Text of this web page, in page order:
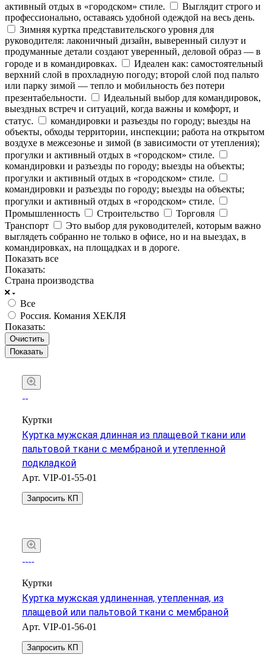
активный отдых в «городском» стиле.
Выглядит строго и
профессионально, оставаясь удобной одеждой на весь день.
Зимняя куртка представительского уровня для
руководителя: лаконичный дизайн, выверенный силуэт и
продуманные детали создают уверенный, деловой образ — в
городе и в командировках.
Идеален как: самостоятельный
верхний слой в прохладную погоду; второй слой под пальто
или парку зимой — тепло и мобильность без потери
презентабельности.
Идеальный выбор для командировок,
выездных встреч и ситуаций, когда важны и комфорт, и
статус.
командировки и разъезды по городу; выезды на
объекты, обходы территории, инспекции; работа на открытом
воздухе в межсезонье и зимой (в зависимости от утепления);
прогулки и активный отдых в «городском» стиле.
командировки и разъезды по городу; выезды на объекты;
прогулки и активный отдых в «городском» стиле.
командировки и разъезды по городу; выезды на объекты;
прогулки и активный отдых в «городском» стиле.
Промышленность
Строительство
Торговля
Транспорт
Это выбор для руководителей, которым важно
выглядеть собранно не только в офисе, но и на выездах, в
командировках, на площадках и в дороге.
Показать все
Показать:
Страна производства
Все
Россия. Комания ХЕКЛЯ
Показать:
Очистить
Куртки
Куртка мужская длинная из плащевой ткани или
пальтовой ткани с мембраной и утепленной
подкладкой
Арт. VIP-01-55-01
Запросить КП
Куртки
Куртка мужская удлиненная, утепленная, из
плащевой или пальтовой ткани с мембраной
Арт. VIP-01-56-01
Запросить КП